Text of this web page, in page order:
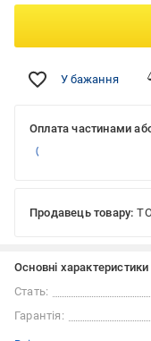
У бажання
Оплата частинами
Продавець товару:
Основні характеристики
Стать:
Гарантія: